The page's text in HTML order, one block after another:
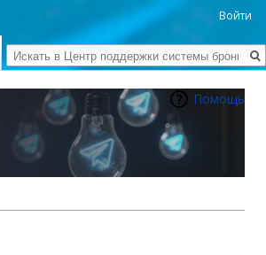
Помощь
Войти
Поиск